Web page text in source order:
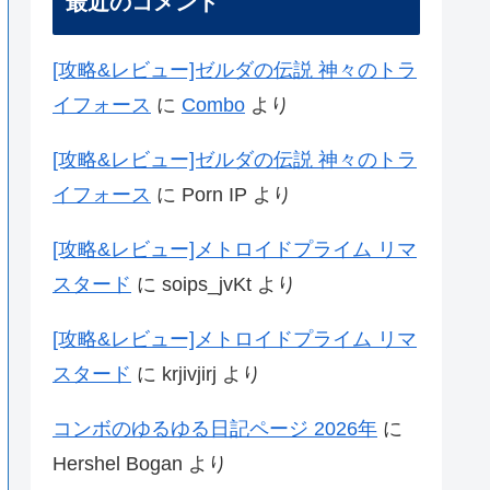
[攻略&レビュー]ゼルダの伝説 神々のトラ
イフォース に Combo より
[攻略&レビュー]ゼルダの伝説 神々のトラ
イフォース に Porn IP より
[攻略&レビュー]メトロイドプライム リマ
スタード に soips_jvKt より
[攻略&レビュー]メトロイドプライム リマ
スタード に krjivjirj より
コンボのゆるゆる日記ページ 2026年 に
Hershel Bogan より